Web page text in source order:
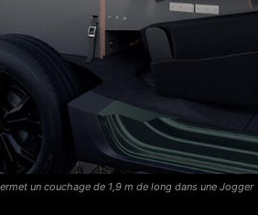
un couchage de 1,9 m de long dans une Jogger